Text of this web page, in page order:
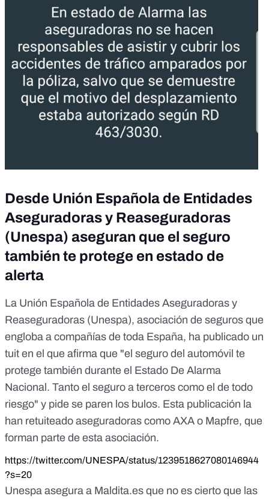
Desde Unión Española de Entidades
Aseguradoras y Reaseguradoras
(Unespa) aseguran que el seguro
también te protege en estado de
alerta
La Unión Española de Entidades Aseguradoras y
Reaseguradoras (Unespa), asociación de seguros que
engloba a compañías de toda España, ha publicado un
tuit en el que afirma que "el seguro del automóvil te
protege también durante el Estado De Alarma
Nacional. Tanto el seguro a terceros como el de todo
riesgo" y pide se paren los bulos. Esta publicación la
han retuiteado aseguradoras como AXA o Mapfre, que
forman parte de esta asociación.
https://twitter.com/UNESPA/status/1239518627080146944
?s=20
Unespa asegura a Maldita.es que no es cierto que las